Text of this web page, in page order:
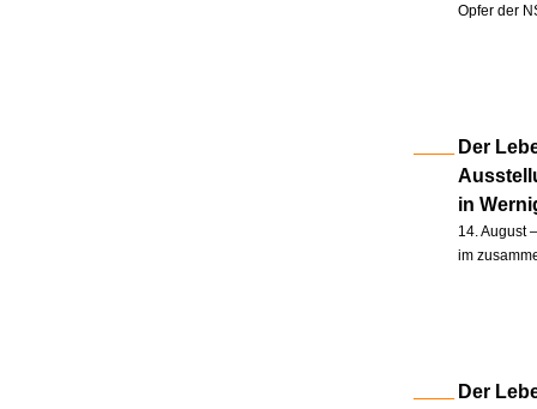
Opfer der
Der
in
14. August
im
Der